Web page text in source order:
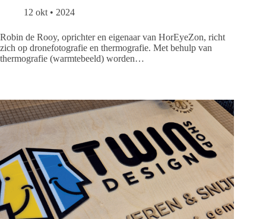
12 okt • 2024
Robin de Rooy, oprichter en eigenaar van HorEyeZon, richt
zich op dronefotografie en thermografie. Met behulp van
thermografie (warmtebeeld) worden…